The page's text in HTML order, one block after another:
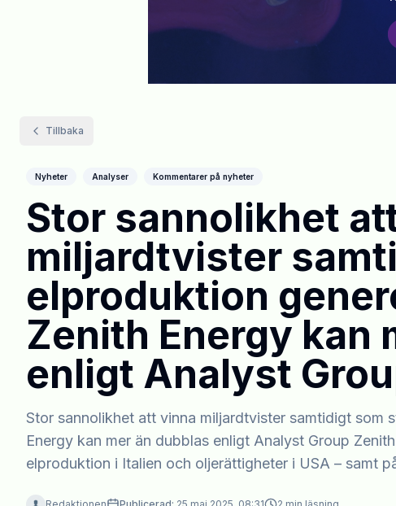
Tillbaka
Nyheter Analyser Kommentarer på nyheter
Stor sannolikhet
miljardtvister
elproduktion
Zenith Energy kan
enligt Analyst
Stor sannolikhet att vinna miljardtvister samtidigt som
Energy kan mer än dubblas enligt Analyst Group
elproduktion i Italien och oljerättigheter i USA – samt